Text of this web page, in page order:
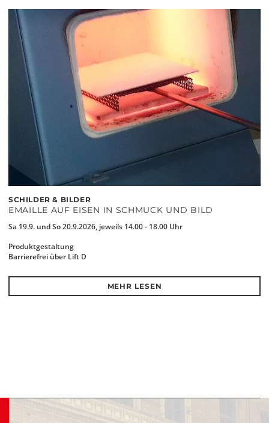
SCHILDER & BILDER
EMAILLE AUF EISEN IN SCHMUCK UND BILD
Sa 19.9. und So 20.9.2026, jeweils 14.00 - 18.00 Uhr
Produktgestaltung
Barrierefrei über Lift D
MEHR LESEN